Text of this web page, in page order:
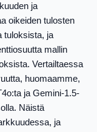
ja
oikeiden tulosten
tuloksista, ja
mallin
Vertailtaessa
huomaamme,
ja Gemini-1.5-
Näistä
ja